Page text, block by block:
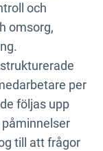
och
omsorg,
per
följas upp
till att frågor